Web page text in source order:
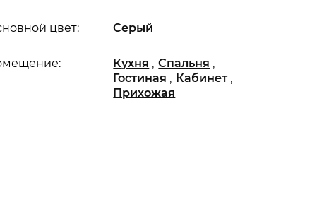
цвет: Серый
Кухня ,Спальня ,
Гостиная , Кабинет ,
Прихожая